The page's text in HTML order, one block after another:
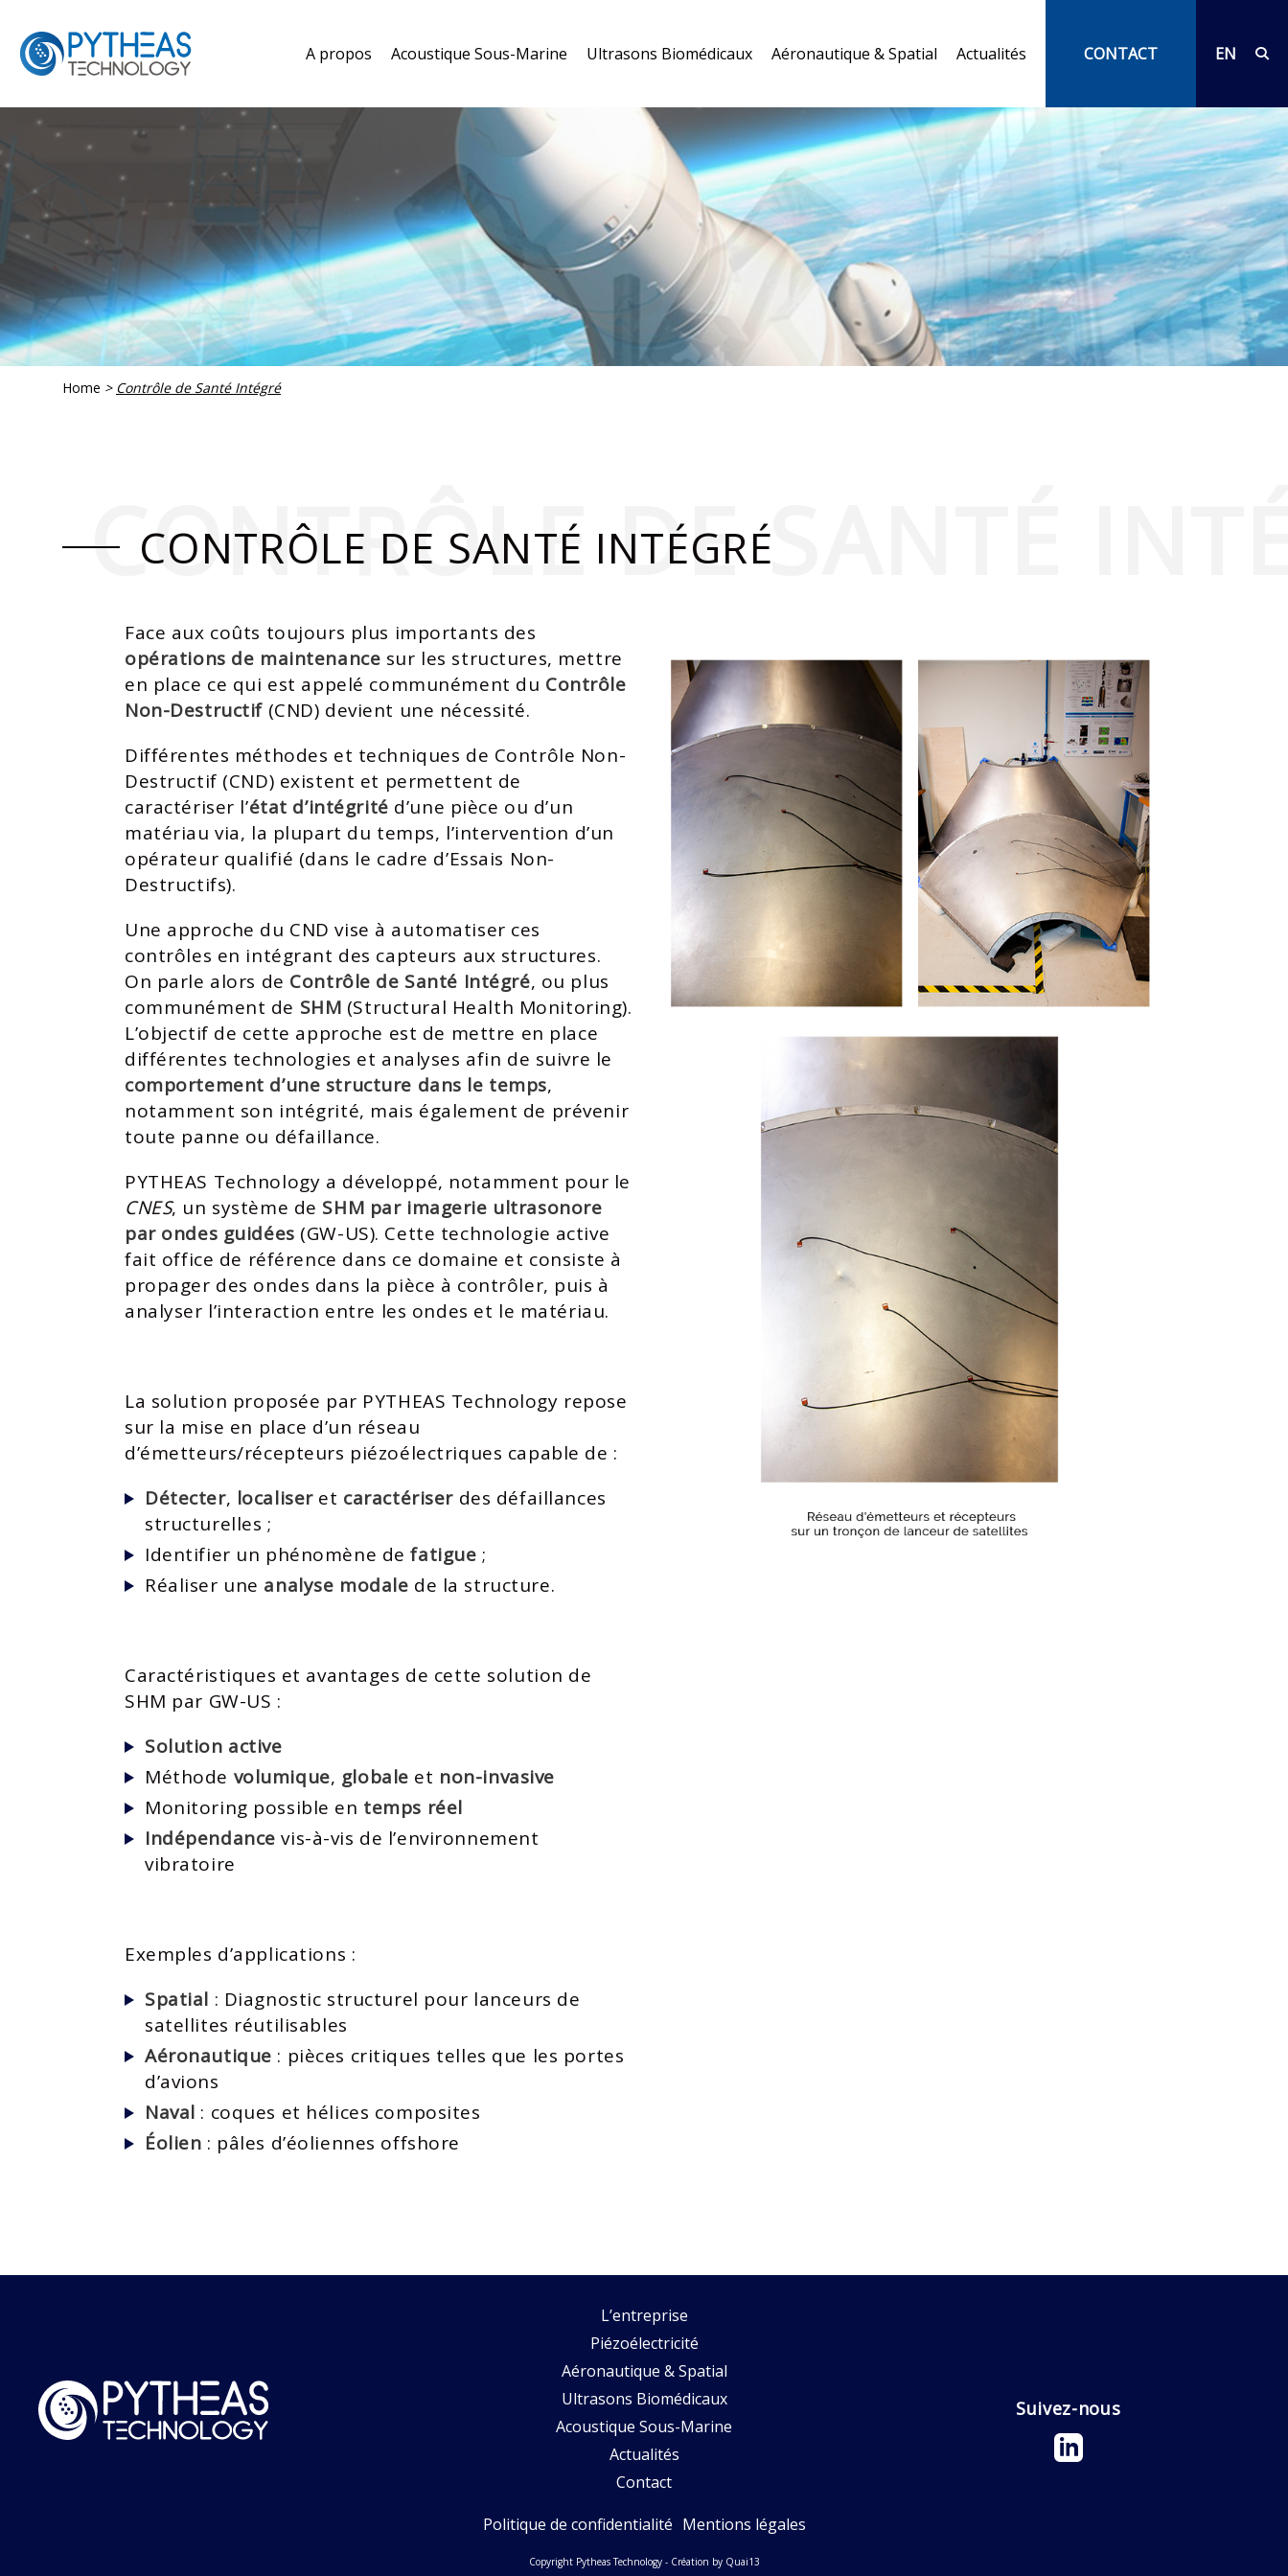
A propos Acoustique Sous-Marine Ultrasons Biomédicaux Aéronautique & Spatial Actualités CONTACT EN
Home > Contrôle de Santé Intégré
CONTRÔLE DE SANTÉ INTÉGRÉ
CONTRÔLE DE SANTÉ
Face aux coûts toujours plus importants des
opérations de maintenance sur les structures, mettre
en place ce qui est appelé communément du Contrôle
Non-Destructif(CND) devient une nécessité.
Différentes méthodes et techniques de Contrôle Non-
Destructif (CND) existent et permettent de
caractériser l’état d’intégrité d’une pièce ou d’un
matériau via, la plupart du temps, l’intervention d’un
opérateur qualifié (dans le cadre d’Essais Non-
Destructifs).
Une approche du CND vise à automatiser ces
contrôles en intégrant des capteurs aux structures.
On parle alors de Contrôle de Santé Intégré, ou plus
communément de SHM (Structural Health Monitoring).
L’objectif de cette approche est de mettre en place
différentes technologies et analyses afin de suivre le
comportement d’une structure dans le temps,
notamment son intégrité, mais également de prévenir
toute panne ou défaillance.​
PYTHEAS Technology a développé, notamment pour le
CNES, un système de SHM par imagerie ultrasonore
par ondes guidées (GW-US). Cette technologie active
fait office de référence dans ce domaine et consiste à
propager des ondes dans la pièce à contrôler, puis à
analyser l’interaction entre les ondes et le matériau.​
La solution proposée par PYTHEAS Technology repose
sur la mise en place d’un réseau
d’émetteurs/récepteurs piézoélectriques capable de :​
Détecter, localiseret caractériserdes défaillances
structurelles ;​
Identifier un phénomène defatigue ;​
Réaliser une analyse modale de la structure.​
Caractéristiques et avantages de cette solution de
SHM par GW-US :
Solution active
Méthode volumique, globale et non-invasive​
Monitoring possible en temps réel​
Indépendance vis-à-vis de l’environnement
vibratoire​
Exemples d’applications :​
Spatial : Diagnostic structurel pour lanceurs de
satellites réutilisables
Aéronautique : pièces critiques telles que les portes
d’avions
Naval : coques et hélices composites
Éolien : pâles d’éoliennes offshore
L’entreprise
Piézoélectricité
Aéronautique & Spatial
Ultrasons Biomédicaux
Acoustique Sous-Marine
Actualités
Contact
Politique de confidentialité Mentions légales
Suivez-nous
Copyright Pytheas Technology - Création by Quai13